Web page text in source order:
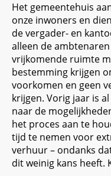
Het gemeentehuis
onze inwoners en
devergader- en
alleen de
vrijkomende ruimte
bestemming krijgen
voorkomen en geen
krijgen. Vorig jaar is
naar de
het proces aan te
tijd te nemen voor
verhuur – ondanks
dit weinig kans heeft.